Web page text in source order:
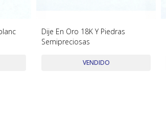
Dije En Oro 18K Y Piedras
Semipreciosas
VENDIDO